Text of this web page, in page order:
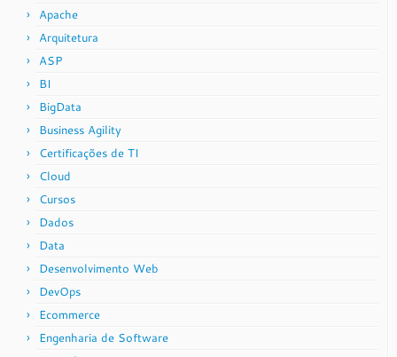
Apache
Arquitetura
ASP
BI
BigData
Business Agility
Certificações de TI
Cloud
Cursos
Dados
Data
Desenvolvimento Web
DevOps
Ecommerce
Engenharia de Software